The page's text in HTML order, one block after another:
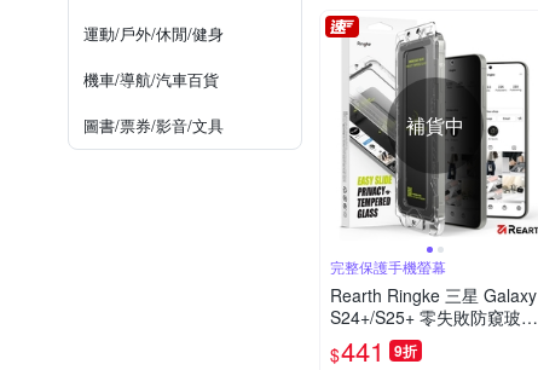
運動/戶外/休閒/健身
機車/導航/汽車百貨
圖書/票券/影音/文具
補貨中
完整保護手機螢幕
Rearth Ringke 三星 Galaxy
S24+/S25+ 零失敗防窺玻璃
保護貼(2片裝)
$441 9折